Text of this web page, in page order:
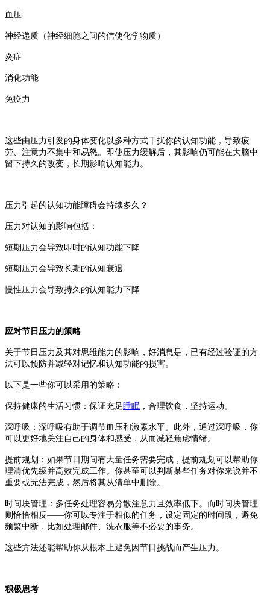
血压
神经递质（神经细胞之间的信使化学物质）
炎症
消化功能
免疫力
这些由压力引发的身体变化以多种方式干扰你的认知功能，导致疲
劳、注意力不集中和易怒。即使压力缓解后，其影响仍可能在大脑中
留下持久的改变，长期影响认知能力。
压力引起的认知功能障碍会持续多久？
压力对认知的影响包括：
短期压力会导致即时的认知功能下降
短期压力会导致长期的认知衰退
慢性压力会导致持久的认知能力下降
应对节日压力的策略
关于节日压力及其对思维能力的影响，好消息是，已有经过验证的方
法可以预防并减轻对记忆和认知功能的损害。
以下是一些你可以采用的策略：
保持健康的生活习惯：保证充足 睡眠 ，合理饮食，坚持运动。
深呼吸：深呼吸有助于调节血压和激素水平。此外，通过深呼吸，你
可以更好地关注自己的身体和感受，从而减轻焦虑情绪。
提前规划：如果节日期间有大量任务需要完成，提前规划可以帮助你
理清优先级并高效完成工作。你甚至可以判断某些任务对你来说并不
重要或无法完成，然后将其从清单中删除。
时间块管理：多任务处理容易分散注意力且效率低下。而时间块管理
则恰恰相反——你可以专注于相似的任务，设定固定的时间段，避免
频繁中断，比如处理邮件、洗衣服等不必要的事务。
这些方法还能帮助你从根本上避免因节日挑战而产生压力。
积极思考